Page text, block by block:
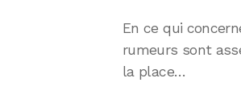
En ce qui
rumeurs sont
la place…